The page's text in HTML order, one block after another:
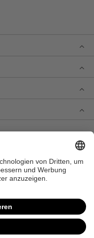
Marktführer im Bereich Sauna,
Und entdecken Sie, warum
für unsere Produkte zur
begeistern.